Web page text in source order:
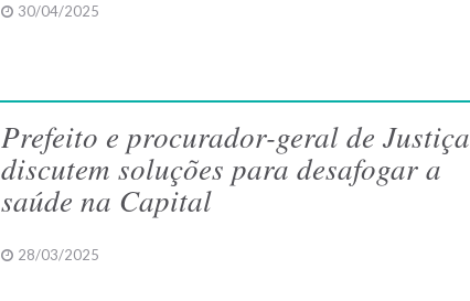
30/04/2025
Prefeito e procurador-geral de Justiça
discutem soluções para desafogar a
saúde na Capital
28/03/2025